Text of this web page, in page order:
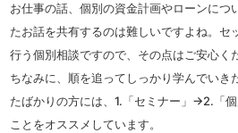
お仕事の話、個別の資金計画やローンにつ
たお話を共有するのは難しいですよね。セ
行う個別相談ですので、その点はご安心く
ちなみに、順を追ってしっかり学んでいき
たばかりの方には、1.「セミナー」→2.「
ことをオススメしています。